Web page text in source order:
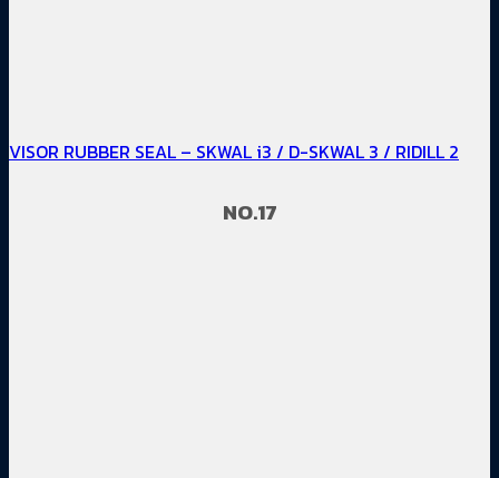
VISOR RUBBER SEAL – SKWAL i3 / D-SKWAL 3 / RIDILL 2
NO.17